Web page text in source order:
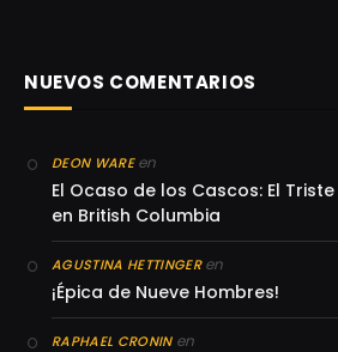
NUEVOS COMENTARIOS
DEON WAREen
El Ocaso de los Cascos: El
en British Columbia
AGUSTINA HETTINGERen
¡Épica de Nueve Hombres!
RAPHAEL CRONINen